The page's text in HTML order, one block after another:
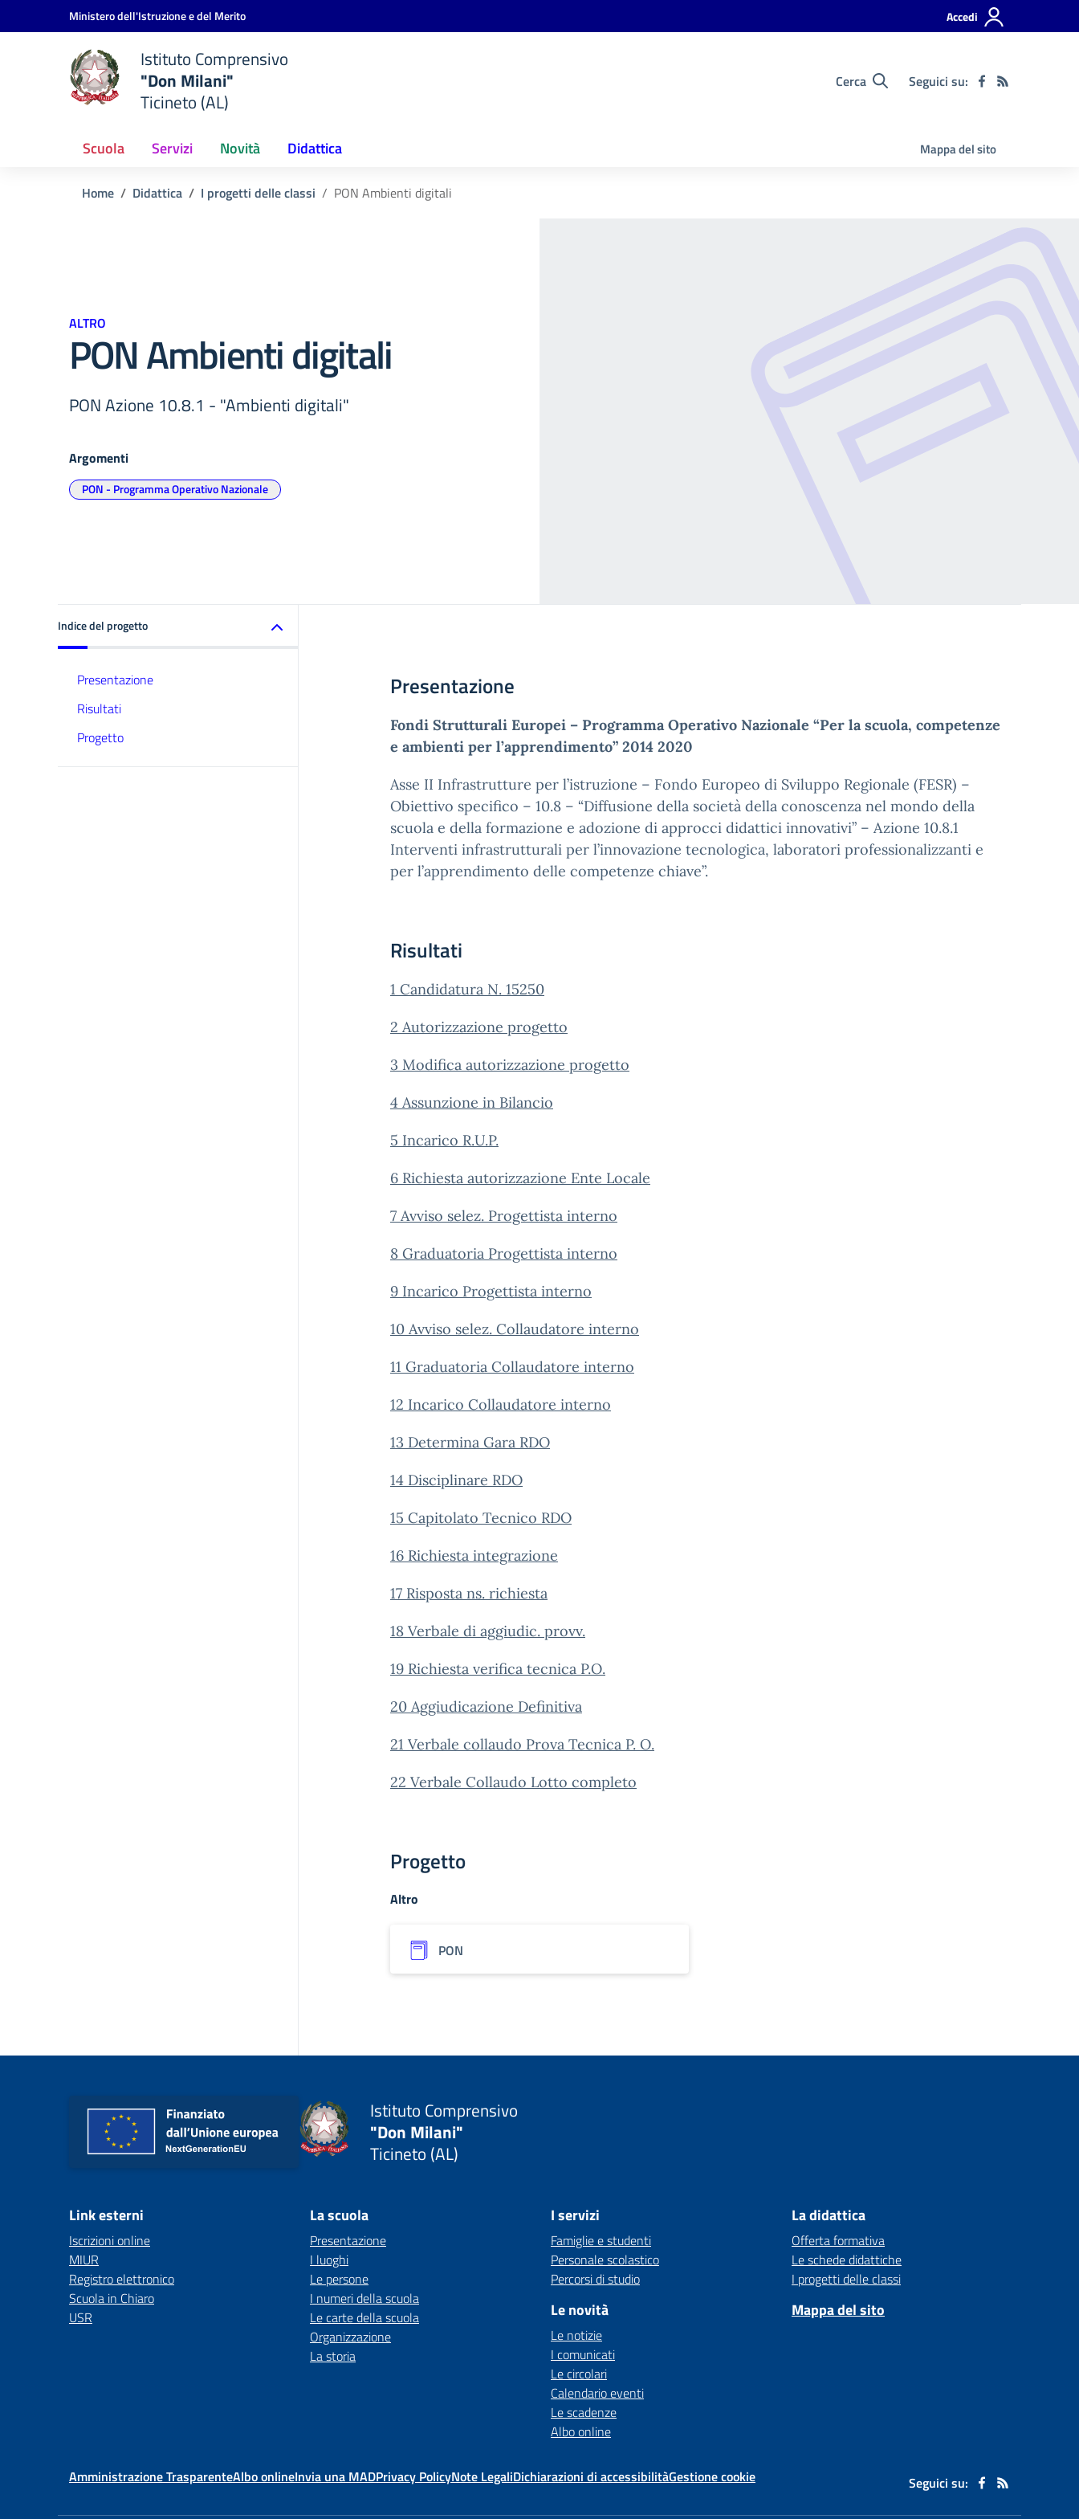
Vai ai contenuti
Vai al menu di navigazioneMinistero dell'Istruzione e del Merito Accedi
Istituto Comprensivo
"Don Milani"
Ticineto (AL)
Cerca Seguici su:
Scuola Servizi Novità Didattica Mappa del sito
Home Didattica I progetti delle classi PON Ambienti digitali
ALTRO
PON Ambienti digitali
PON Azione 10.8.1 - "Ambienti digitali"
Argomenti
PON - Programma Operativo Nazionale
Indice del progetto
Presentazione
Risultati
Progetto
Presentazione
Fondi Strutturali Europei – Programma Operativo Nazionale “Per la scuola, competenze
e ambienti per l’apprendimento” 2014 2020
Asse II Infrastrutture per l’istruzione – Fondo Europeo di Sviluppo Regionale (FESR) –
Obiettivo specifico – 10.8 – “Diffusione della società della conoscenza nel mondo della
scuola e della formazione e adozione di approcci didattici innovativi” – Azione 10.8.1
Interventi infrastrutturali per l’innovazione tecnologica, laboratori professionalizzanti e
per l’apprendimento delle competenze chiave”.
Risultati
1 Candidatura N. 15250
2 Autorizzazione progetto
3 Modifica autorizzazione progetto
4 Assunzione in Bilancio
5 Incarico R.U.P.
6 Richiesta autorizzazione Ente Locale
7 Avviso selez. Progettista interno
8 Graduatoria Progettista interno
9 Incarico Progettista interno
10 Avviso selez. Collaudatore interno
11 Graduatoria Collaudatore interno
12 Incarico Collaudatore interno
13 Determina Gara RDO
14 Disciplinare RDO
15 Capitolato Tecnico RDO
16 Richiesta integrazione
17 Risposta ns. richiesta
18 Verbale di aggiudic. provv.
19 Richiesta verifica tecnica P.O.
20 Aggiudicazione Definitiva
21 Verbale collaudo Prova Tecnica P. O.
22 Verbale Collaudo Lotto completo
Progetto
Altro
PON
Istituto Comprensivo
"Don Milani"
Ticineto (AL)
Link esterni
Iscrizioni online
MIUR
Registro elettronico
Scuola in Chiaro
USR
La scuola
Presentazione
I luoghi
Le persone
I numeri della scuola
Le carte della scuola
Organizzazione
La storia
I servizi
Famiglie e studenti
Personale scolastico
Percorsi di studio
Le novità
Le notizie
I comunicati
Le circolari
Calendario eventi
Le scadenze
Albo online
La didattica
Offerta formativa
Le schede didattiche
I progetti delle classi
Mappa del sito
Amministrazione TrasparenteAlbo onlineInvia una MADPrivacy PolicyNote LegaliDichiarazioni di accessibilitàGestione cookie Seguici su: